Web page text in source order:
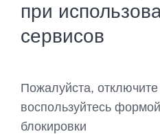
при
сервисов
Пожалуйста,
воспользуйтесь
блокировки